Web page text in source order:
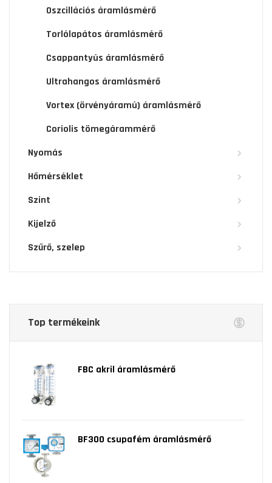
Oszcillációs áramlásmérő
Torlólapátos áramlásmérő
Csappantyús áramlásmérő
Ultrahangos áramlásmérő
Vortex (örvényáramú) áramlásmérő
Coriolis tömegárammérő
Nyomás
Hőmérséklet
Szint
Kijelző
Szűrő, szelep
Top termékeink
FBC akril áramlásmérő
BF300 csupafém áramlásmérő